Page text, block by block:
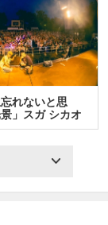
忘れないと思
」スガ シカオ